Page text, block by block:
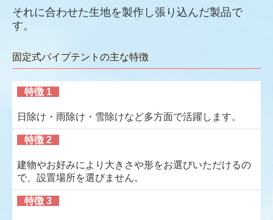
お客様のこえ
よくある質問
会社概要
お仕事日記（ブログ）
カタログ展示室
ご注文方法について
それに合わせた生地を製作し張り込んだ製品で
す。
固定式パイプテントの主な特徴
特徴 1
日除け・雨除け・雪除けなど多方面で活躍します。
特徴 2
建物やお好みにより大きさや形をお選びいただけるの
で、設置場所を選びません。
特徴 3